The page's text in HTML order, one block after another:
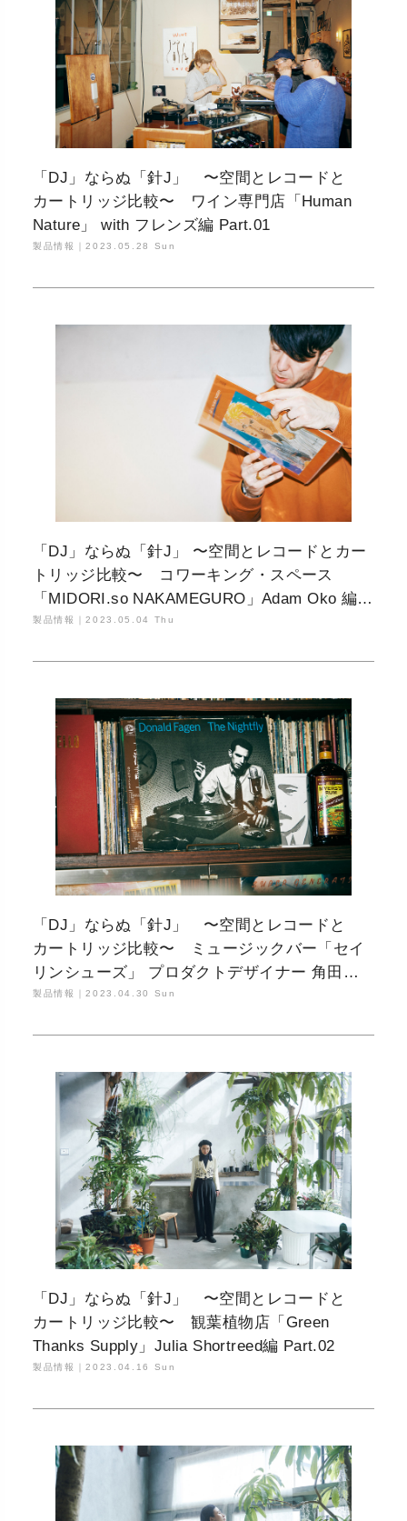
「DJ」ならぬ「針J」 〜空間とレコードと
カートリッジ比較〜 ワイン専門店「Human
Nature」 with フレンズ編 Part.01
製品情報｜2023.05.28 Sun
「DJ」ならぬ「針J」 〜空間とレコードとカー
トリッジ比較〜 コワーキング・スペース
「MIDORI.so NAKAMEGURO」Adam Oko 編
Part.02
製品情報｜2023.05.04 Thu
「DJ」ならぬ「針J」 〜空間とレコードと
カートリッジ比較〜 ミュージックバー「セイ
リンシューズ」 プロダクトデザイナー 角田陽
太編 Part.02
製品情報｜2023.04.30 Sun
「DJ」ならぬ「針J」 〜空間とレコードと
カートリッジ比較〜 観葉植物店「Green
Thanks Supply」Julia Shortreed編 Part.02
製品情報｜2023.04.16 Sun